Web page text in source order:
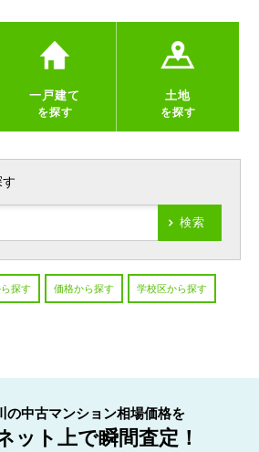
一戸建て
を探す
土地
を探す
検索
探す 価格から探す 学校区から探す
の中古マンション相場価格を
ット上で瞬間査定！